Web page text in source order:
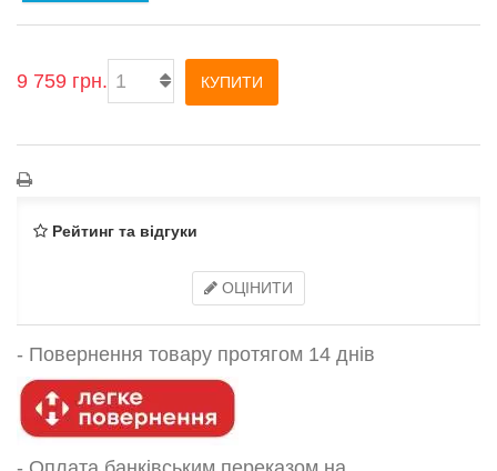
9 759 грн. КУПИТИ
Рейтинг та відгуки
ОЦІНИТИ
- Повернення товару протягом 14 днів